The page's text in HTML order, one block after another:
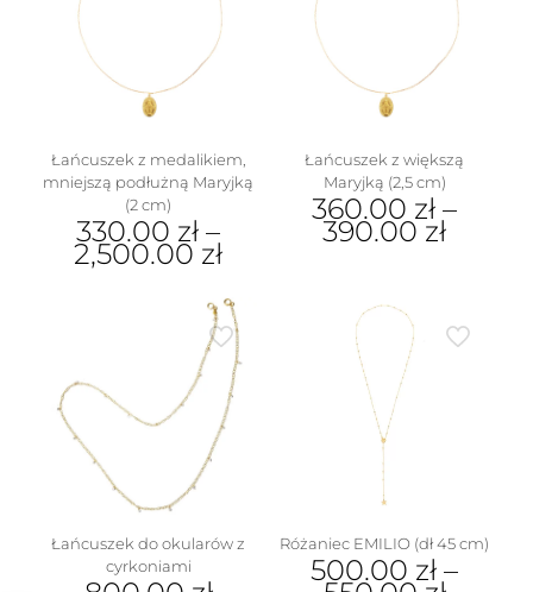
stronie
produktu
stronie
Łańcuszek z medalikiem,
mniejszą podłużną Maryjką
(2 cm)
330.00 zł –
2,500.00 zł
produkt
wariantów.
Opcje
można
stronie
produktu
Łańcuszek z większą
Maryjką (2,5 cm)
360.00 zł –
390.00 zł
ma
wiele
wariantów.
Opcje
można
wybrać
na
produktu
Łańcuszek do okularów z
cyrkoniami
Różaniec EMILIO (dł 45 cm)
500.00 zł –